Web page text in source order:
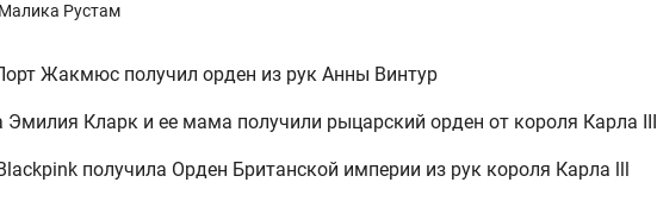
Малика Рустам
Жакмюс получил орден из рук Анны Винтур
Эмилия Кларк и ее мама получили рыцарский орден от короля Карла III
получила Орден Британской империи из рук короля Карла lll